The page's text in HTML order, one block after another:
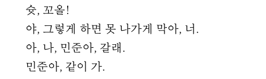
슛, 꼬올!
야, 그렇게 하면 못 나가게 막아, 너.
아, 나, 민준아, 갈래.
민준아, 같이 가.